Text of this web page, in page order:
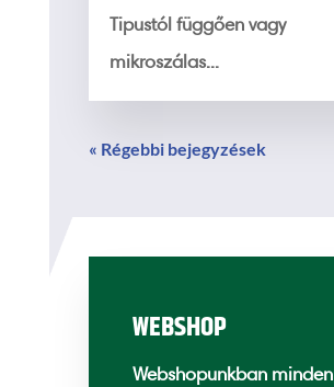
Tipustól függően vagy
mikroszálas...
« Régebbi bejegyzések
WEBSHOP
Webshopunkban minden